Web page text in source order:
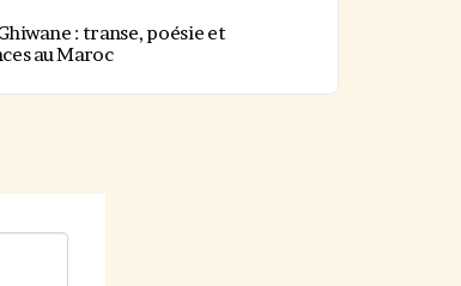
: transe, poésie et
au Maroc